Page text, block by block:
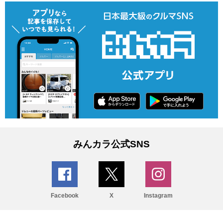
みんカラ公式SNS
Facebook X Instagram